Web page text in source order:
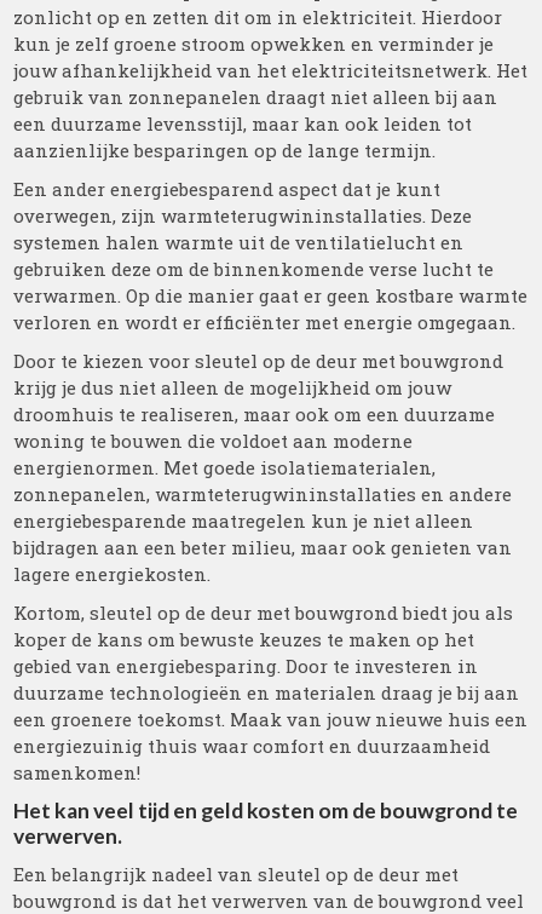
zonlicht op en zetten dit om in elektriciteit. Hierdoor
kun je zelf groene stroom opwekken en verminder je
jouw afhankelijkheid van het elektriciteitsnetwerk. Het
gebruik van zonnepanelen draagt niet alleen bij aan
een duurzame levensstijl, maar kan ook leiden tot
aanzienlijke besparingen op de lange termijn.
Een ander energiebesparend aspect dat je kunt
overwegen, zijn warmteterugwininstallaties. Deze
systemen halen warmte uit de ventilatielucht en
gebruiken deze om de binnenkomende verse lucht te
verwarmen. Op die manier gaat er geen kostbare warmte
verloren en wordt er efficiënter met energie omgegaan.
Door te kiezen voor sleutel op de deur met bouwgrond
krijg je dus niet alleen de mogelijkheid om jouw
droomhuis te realiseren, maar ook om een duurzame
woning te bouwen die voldoet aan moderne
energienormen. Met goede isolatiematerialen,
zonnepanelen, warmteterugwininstallaties en andere
energiebesparende maatregelen kun je niet alleen
bijdragen aan een beter milieu, maar ook genieten van
lagere energiekosten.
Kortom, sleutel op de deur met bouwgrond biedt jou als
koper de kans om bewuste keuzes te maken op het
gebied van energiebesparing. Door te investeren in
duurzame technologieën en materialen draag je bij aan
een groenere toekomst. Maak van jouw nieuwe huis een
energiezuinig thuis waar comfort en duurzaamheid
samenkomen!
Het kan veel tijd en geld kosten om de bouwgrond te
verwerven.
Een belangrijk nadeel van sleutel op de deur met
bouwgrond is dat het verwerven van de bouwgrond veel